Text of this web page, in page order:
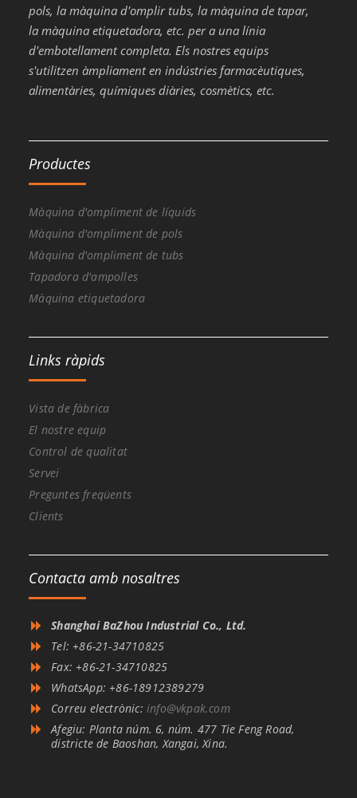
pols, la màquina d'omplir tubs, la màquina de tapar,
la màquina etiquetadora, etc. per a una línia
d'embotellament completa. Els nostres equips
s'utilitzen àmpliament en indústries farmacèutiques,
alimentàries, químiques diàries, cosmètics, etc.
Productes
Màquina d'ompliment de líquids
Màquina d'ompliment de pols
Màquina d'ompliment de tubs
Tapadora d'ampolles
Màquina etiquetadora
Links ràpids
Vista de fàbrica
El nostre equip
Control de qualitat
Servei
Preguntes freqüents
Clients
Contacta amb nosaltres
Shanghai BaZhou Industrial Co., Ltd.
Tel: +86-21-34710825
Fax: +86-21-34710825
WhatsApp: +86-18912389279
Correu electrònic:info@vkpak.com
Afegiu: Planta núm. 6, núm. 477 Tie Feng Road,
districte de Baoshan, Xangai, Xina.